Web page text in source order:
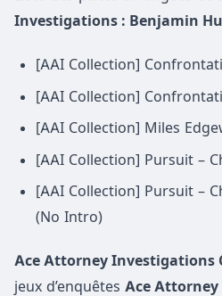
Investigations : Benjamin
[AAI Collection]
[AAI Collection]
[AAI Collection] Miles
[AAI Collection] Pursuit –
[AAI Collection] Pursuit –
(No Intro)
Ace Attorney Investigations
jeux d’enquêtes Ace